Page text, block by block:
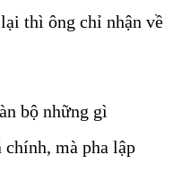
thì ông chỉ nhận về
bộ những gì
chính, mà pha lập